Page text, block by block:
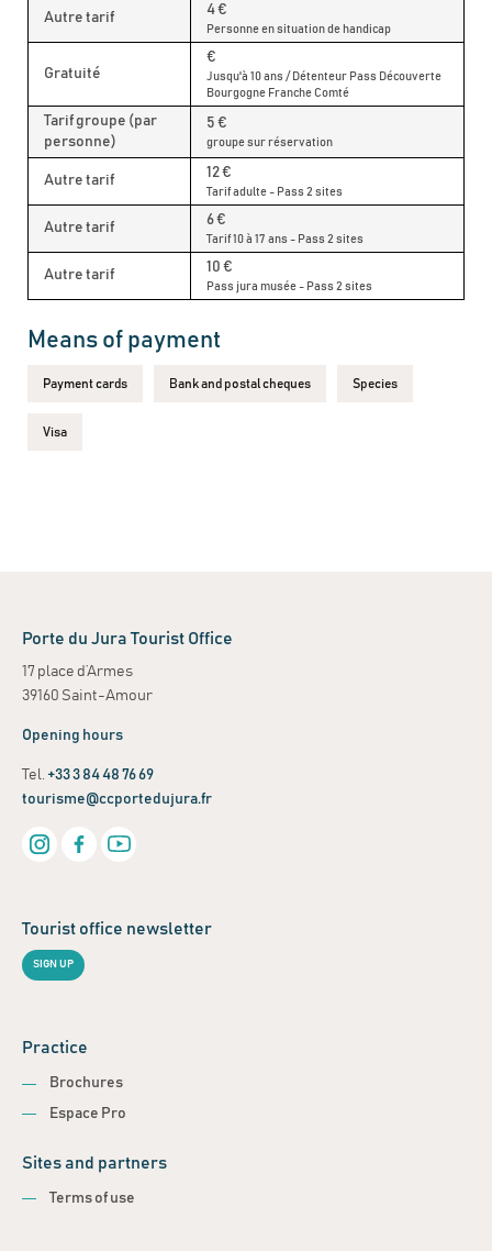
Autre tarif 4 €
Personne en situation de handicap
Gratuité
€
Jusqu'à 10 ans / Détenteur Pass Découverte
Bourgogne Franche Comté
Tarif groupe (par
personne)
5 €
groupe sur réservation
Autre tarif 12 €
Tarif adulte - Pass 2 sites
Autre tarif 6 €
Tarif 10 à 17 ans - Pass 2 sites
Autre tarif 10 €
Pass jura musée - Pass 2 sites
Means of payment
Payment cards Bank and postal cheques Species
Visa
Porte du Jura Tourist Office
17 place d’Armes
39160 Saint-Amour
Opening hours
Tel. +33 3 84 48 76 69
tourisme@ccportedujura.fr
Tourist office newsletter
SIGN UP
Practice
Brochures
Espace Pro
Sites and partners
Terms of use